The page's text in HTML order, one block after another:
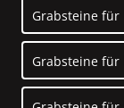
Grabsteine für
Grabsteine für